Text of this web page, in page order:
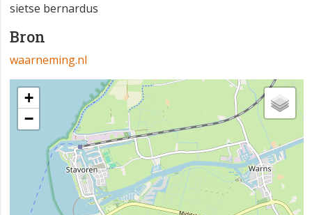
sietse bernardus
Bron
waarneming.nl
+
−